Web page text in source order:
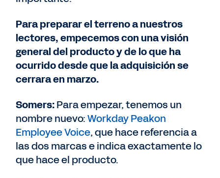
Para preparar el terreno a nuestros
lectores, empecemos con una visión
general del producto y de lo que ha
ocurrido desde que la adquisición se
cerrara en marzo.
Somers:Para empezar, tenemos un
nombre nuevo:Workday Peakon
Employee Voice, que hace referencia a
las dos marcas e indica exactamente lo
que hace el producto.